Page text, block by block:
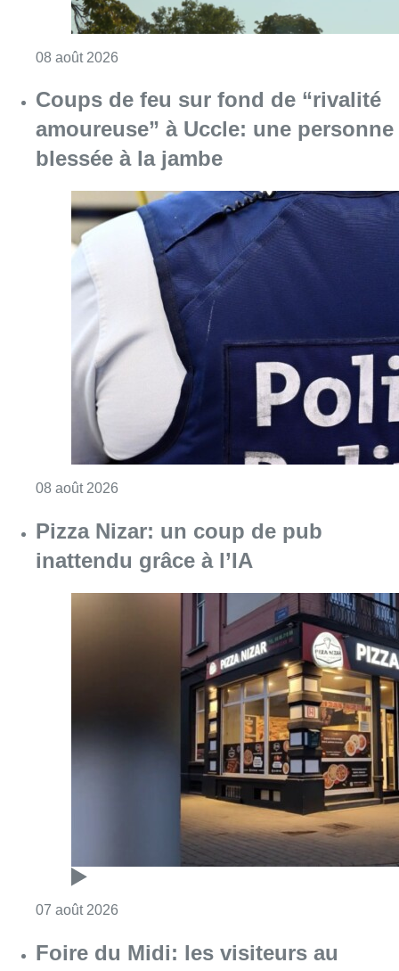
08 août 2026
Coups de feu sur fond de “rivalité
amoureuse” à Uccle: une personne
blessée à la jambe
08 août 2026
Pizza Nizar: un coup de pub
inattendu grâce à l’IA
07 août 2026
Foire du Midi: les visiteurs au